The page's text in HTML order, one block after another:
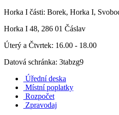
Horka I části: Borek, Horka I,
Horka I 48, 286 01 Čáslav
Úterý a Čtvrtek: 16.00 - 18.00
Datová schránka: 3tabzg9
Úřední deska
Místní poplatky
Rozpočet
Zpravodaj